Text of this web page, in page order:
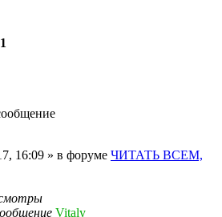
1
16:09 » в форуме ЧИТАТЬ ВСЕМ,
Vitaly